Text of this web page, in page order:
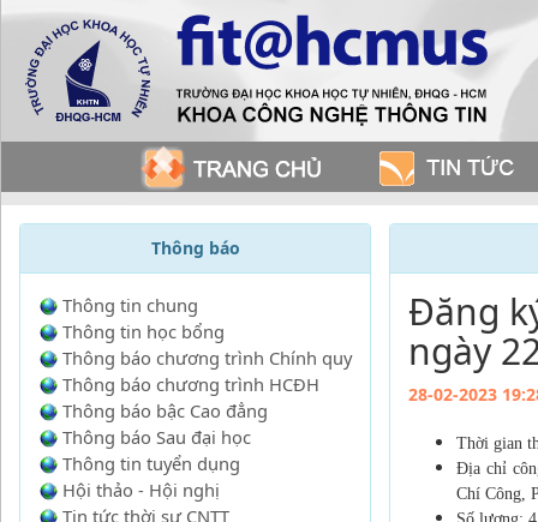
Thông báo
Thông tin chung
Thông tin học bổng
Thông báo chương trình Chính quy
Thông báo chương trình HCĐH
Thông báo bậc Cao đẳng
Thông báo Sau đại học
Thông tin tuyển dụng
Hội thảo - Hội nghị
Tin tức thời sự CNTT
Đăng
ngày
28-02-2023
Thời gian
Địa chỉ
Chí Công,